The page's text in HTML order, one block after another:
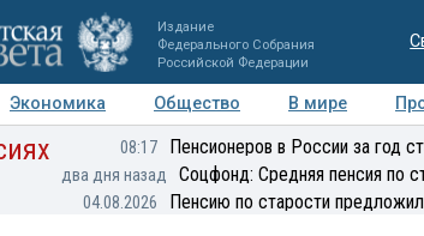
Издание
Федерального Собрания
Российской Федерации
Экономика Общество В мире
Мнения Регионы
08:17 Пенсионеров в России за год
два дня назад Соцфонд: Средняя пенсия по
04.08.2026 Пенсию по старости